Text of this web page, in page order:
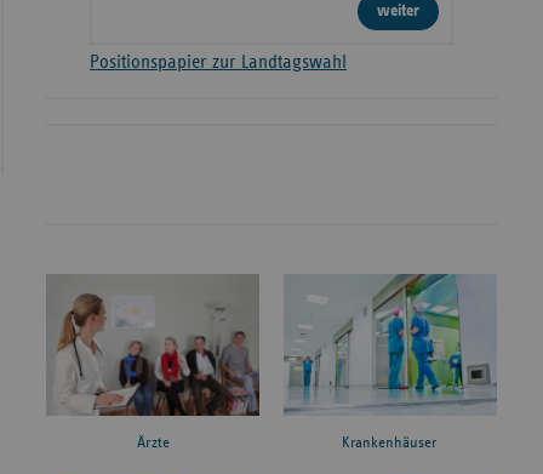
weiter
Positionspapier zur Landtagswahl
Ärzte Krankenhäuser